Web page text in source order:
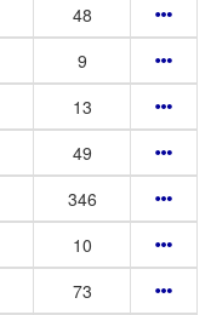
48
9
13
49
346
10
73